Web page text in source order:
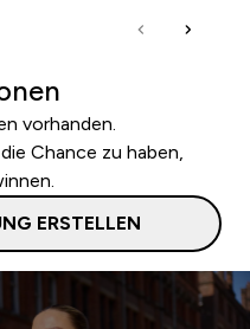
vorhanden.
Chance zu haben,
ERSTELLEN